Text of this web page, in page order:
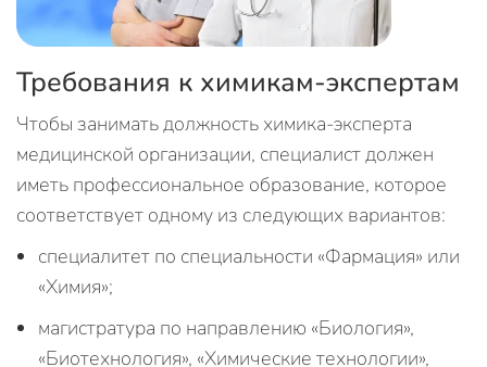
Требования к химикам-экспертам
Чтобы занимать должность химика-эксперта
медицинской организации, специалист должен
иметь профессиональное образование, которое
соответствует одному из следующих вариантов:
специалитет по специальности «Фармация» или
«Химия»;
магистратура по направлению «Биология»,
«Биотехнология», «Химические технологии»,